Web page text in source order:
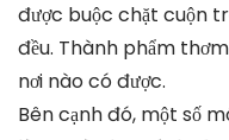
được buộc chặt cuộn
đều. Thành phẩm
nơi nào có được.
Bên cạnh đó, một số